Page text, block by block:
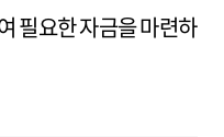
필요한 자금을 마련하